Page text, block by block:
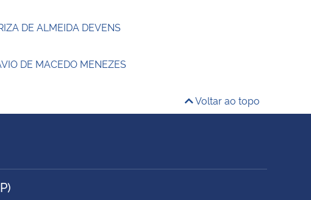
DE ALMEIDA DEVENS
DE MACEDO MENEZES
Voltar ao topo